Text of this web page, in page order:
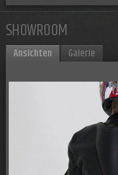
SHOWROOM
Ansichten Galerie